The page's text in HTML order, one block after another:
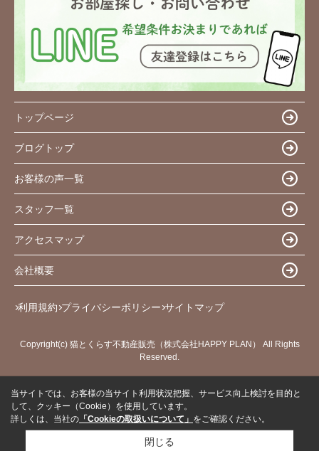
トップページ
ブログトップ
お客様の声一覧
スタッフ一覧
アクセスマップ
会社概要
利用規約 プライバシーポリシー サイトマップ
Copyright(c) 猫とくらす不動産販売（株式会社HAPPY PLAN） All Rights
Reserved.
当サイトでは、お客様の当サイト利用状況把握、サービス向上検討を目的と
して、クッキー（Cookie）を使用しています。
詳しくは、当社の 「Cookieの取扱いについて」 をご確認ください。
閉じる